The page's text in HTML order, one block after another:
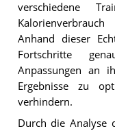
verschiedene
Anhand dieser
Fortschritte
Anpassungen an
Ergebnisse zu
verhindern.
Durch die Analyse